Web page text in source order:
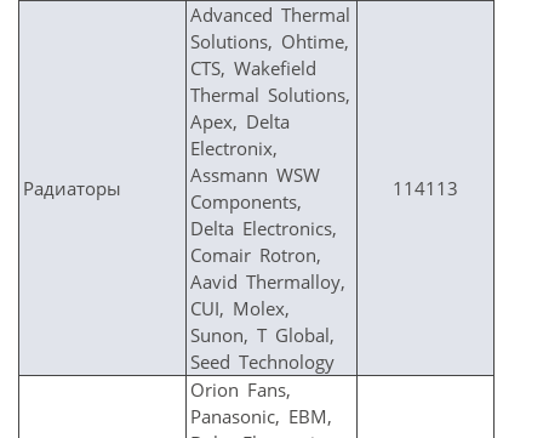
Радиаторы
Advanced Thermal
Solutions, Ohtime,
CTS, Wakefield
Thermal Solutions,
Apex, Delta
Electronix,
Assmann WSW
Components,
Delta Electronics,
Comair Rotron,
Aavid Thermalloy,
CUI, Molex,
Sunon, T Global,
Seed Technology
114113
Orion Fans,
Panasonic, EBM,